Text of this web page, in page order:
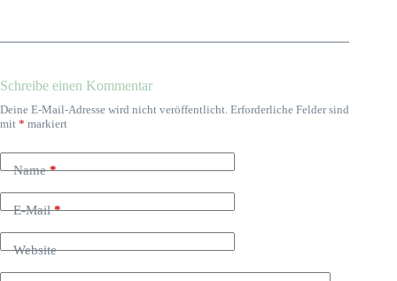
Schreibe einen Kommentar
Deine E-Mail-Adresse wird nicht veröffentlicht. Erforderliche Felder sind
mit * markiert
Name*
E-Mail*
Website